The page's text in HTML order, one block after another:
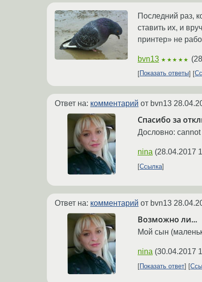
Последний раз,
ставить их, и
принтер» не
bvn13 ★★★★★ (
Показать ответы
Ответ на: комментарий от bvn13
Спасибо за
Дословно:
nina (28.04.2017
Ссылка
Ответ на: комментарий от bvn13
Возможно ли...
Мой сын
nina (30.04.2017
Показать ответ